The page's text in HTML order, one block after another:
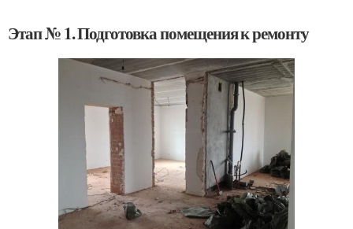
Этап № 1. Подготовка помещения к ремонту